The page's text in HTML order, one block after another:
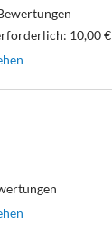
10,00 €